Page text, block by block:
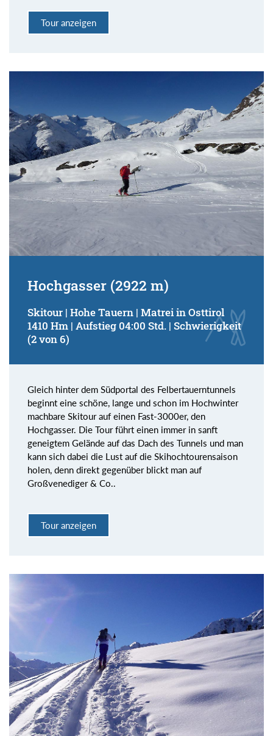
Tour anzeigen
Hochgasser (2922 m)
Skitour | Hohe Tauern | Matrei in Osttirol
1410 Hm | Aufstieg 04:00 Std. | Schwierigkeit
(2 von 6)
Gleich hinter dem Südportal des Felbertauerntunnels
beginnt eine schöne, lange und schon im Hochwinter
machbare Skitour auf einen Fast-3000er, den
Hochgasser. Die Tour führt einen immer in sanft
geneigtem Gelände auf das Dach des Tunnels und man
kann sich dabei die Lust auf die Skihochtourensaison
holen, denn direkt gegenüber blickt man auf
Großvenediger & Co..
Tour anzeigen